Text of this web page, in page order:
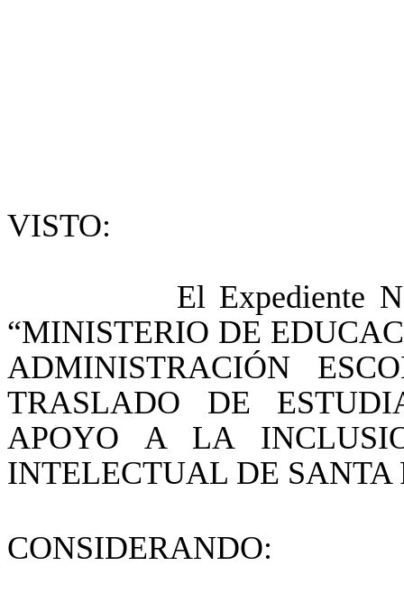
VISTO:
El Expediente N°
“MINISTERIO DE
ADMINISTRACIÓN
TRASLADO DE
APOYO A LA
INTELECTUAL DE SANTA
CONSIDERANDO: